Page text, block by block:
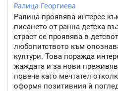
Ралица Георгиева
Ралица проявява интерес
писането от ранна детска
страст се проявява в
любопитството към
култури. Това поражда
жаждата и за нови
повече като мечтател
оформя позитивния ѝ